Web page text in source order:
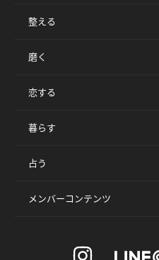
整える
磨く
恋する
暮らす
占う
メンバーコンテンツ